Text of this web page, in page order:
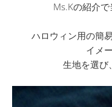
Ms.Kの紹介で
ハロウィン用の簡
イメ
生地を選び